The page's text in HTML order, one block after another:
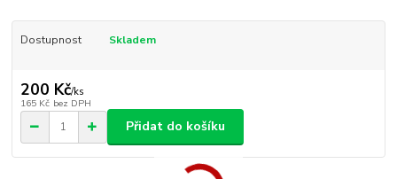
Dostupnost Skladem
200 Kč/ks
165 Kč bez DPH
Přidat do košíku